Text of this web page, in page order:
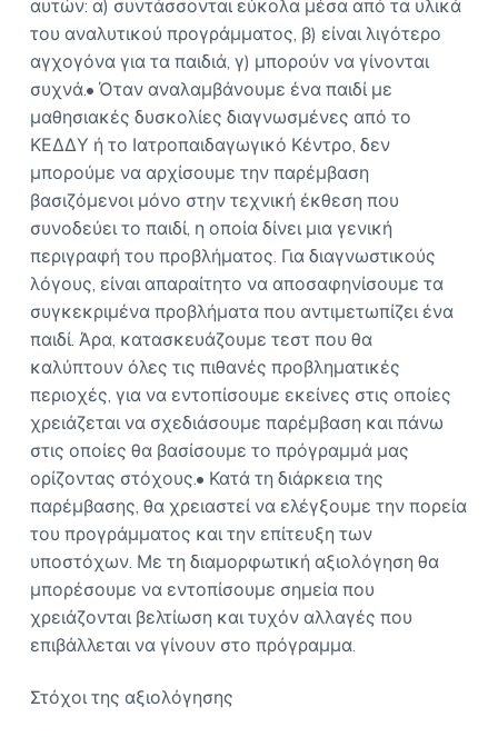
αυτών: α) συντάσσονται εύκολα μέσα από τα υλικά
του αναλυτικού προγράμματος, β) είναι λιγότερο
αγχογόνα για τα παιδιά, γ) μπορούν να γίνονται
συχνά.• Όταν αναλαμβάνουμε ένα παιδί με
μαθησιακές δυσκολίες διαγνωσμένες από το
ΚΕΔΔΥ ή το Ιατροπαιδαγωγικό Κέντρο, δεν
μπορούμε να αρχίσουμε την παρέμβαση
βασιζόμενοι μόνο στην τεχνική έκθεση που
συνοδεύει το παιδί, η οποία δίνει μια γενική
περιγραφή του προβλήματος. Για διαγνωστικούς
λόγους, είναι απαραίτητο να αποσαφηνίσουμε τα
συγκεκριμένα προβλήματα που αντιμετωπίζει ένα
παιδί. Άρα, κατασκευάζουμε τεστ που θα
καλύπτουν όλες τις πιθανές προβληματικές
περιοχές, για να εντοπίσουμε εκείνες στις οποίες
χρειάζεται να σχεδιάσουμε παρέμβαση και πάνω
στις οποίες θα βασίσουμε το πρόγραμμά μας
ορίζοντας στόχους.• Κατά τη διάρκεια της
παρέμβασης, θα χρειαστεί να ελέγξουμε την πορεία
του προγράμματος και την επίτευξη των
υποστόχων. Με τη διαμορφωτική αξιολόγηση θα
μπορέσουμε να εντοπίσουμε σημεία που
χρειάζονται βελτίωση και τυχόν αλλαγές που
επιβάλλεται να γίνουν στο πρόγραμμα.
Στόχοι της αξιολόγησης